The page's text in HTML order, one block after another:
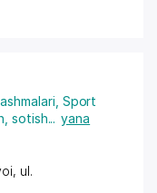
Sport
sotish... yana
ul.